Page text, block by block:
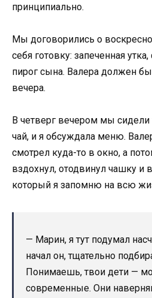
принципиально.
Мы договорились о
себя готовку: запеченная
пирог сына. Валера должен
вечера.
В четверг вечером мы сидели
чай, и я обсуждала меню.
смотрел куда-то в окно, а
вздохнул, отодвинул чашку и
который я запомню на всю
— Марин, я тут подумал
начал он, тщательно
Понимаешь, твои дети —
современные. Они